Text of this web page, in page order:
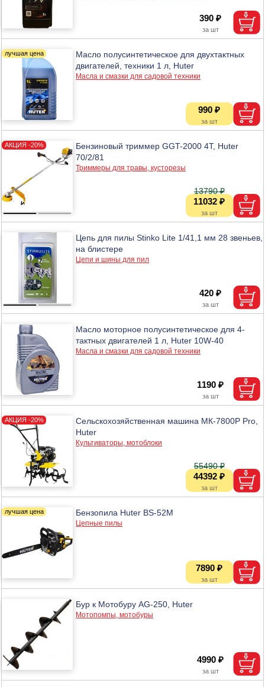
390 ₽
Масло полусинтетическое для двухтактных
двигателей, техники 1 л, Huter
Масла и смазки для садовой техники
990 ₽
Бензиновый триммер GGT-2000 4Т, Huter
70/2/81
Триммеры для травы, кусторезы
11032 ₽
13790 ₽
Цепь для пилы Stinko Lite 1/41,1 мм 28 звеньев,
на блистере
Цепи и шины для пил
420 ₽
Масло моторное полусинтетическое для 4-
тактных двигателей 1 л, Huter 10W-40
Масла и смазки для садовой техники
1190 ₽
Сельскохозяйственная машина МК-7800Р Pro,
Huter
Культиваторы, мотоблоки
44392 ₽
55490 ₽
Бензопила Huter BS-52M
Цепные пилы
7890 ₽
Бур к Мотобуру AG-250, Huter
Мотопомпы, мотобуры
4990 ₽